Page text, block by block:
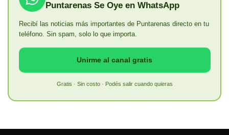
Puntarenas Se Oye en WhatsApp
Recibí las noticias más importantes de Puntarenas directo en tu
teléfono. Sin spam, solo lo que importa.
Unirme al canal gratis
Gratis · Sin costo · Podés salir cuando quieras